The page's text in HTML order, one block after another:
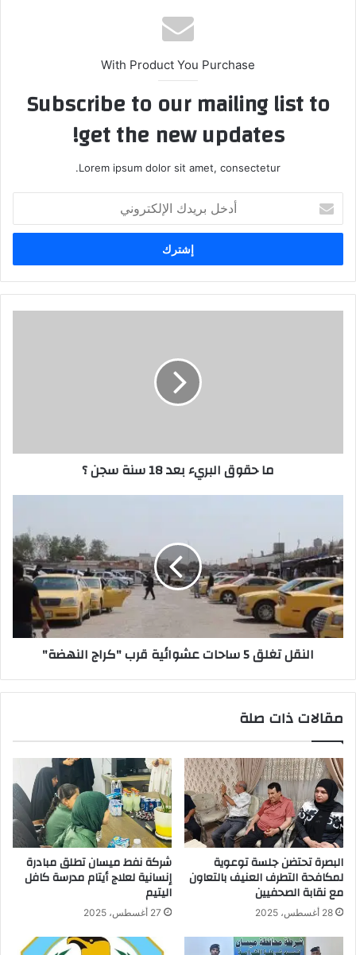
With Product You Purchase
Subscribe to our mailing list to
get the new updates!
Lorem ipsum dolor sit amet, consectetur.
بريدك
الإلكتروني
ما حقوق البريء بعد 18 سنة سجن ؟
ساحات
عشوائية
قرب
"كراج
النهضة"
النقل تغلق 5 ساحات عشوائية قرب "كراج النهضة"
مقالات ذات صلة
البصرة تحتضن جلسة توعوية
لمكافحة التطرف العنيف بالتعاون
مع نقابة الصحفيين
28 أغسطس، 2025
شركة نفط ميسان تطلق مبادرة
إنسانية لعلاج أيتام مدرسة كافل
اليتيم
27 أغسطس، 2025